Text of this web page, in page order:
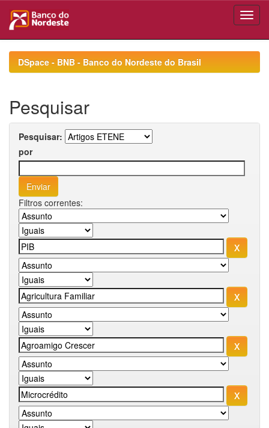
navigationDSpace - BNB - Banco do Nordeste do Brasil
Pesquisar
Pesquisar:
por
Filtros correntes: